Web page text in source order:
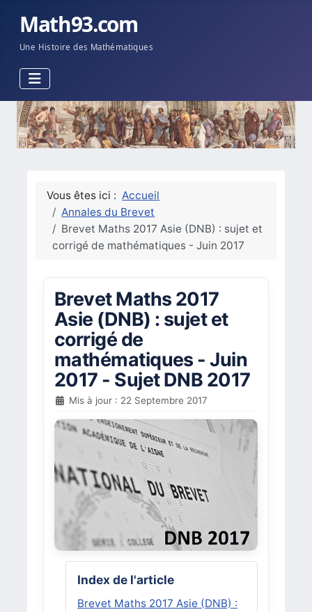
Math93.com
Une Histoire des Mathématiques
Vous êtes ici : Accueil
Annales du Brevet
Brevet Maths 2017 Asie (DNB) : sujet et
corrigé de mathématiques - Juin 2017
Brevet Maths 2017
Asie (DNB) : sujet et
corrigé de
mathématiques - Juin
2017 - Sujet DNB 2017
Mis à jour : 22 Septembre 2017
Index de l'article
Brevet Maths 2017 Asie (DNB) :